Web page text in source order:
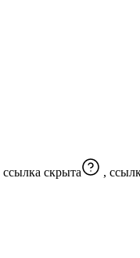
ссылка скрыта ,